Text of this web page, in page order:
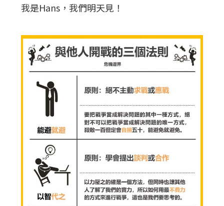
我是Hans，我們明天見！